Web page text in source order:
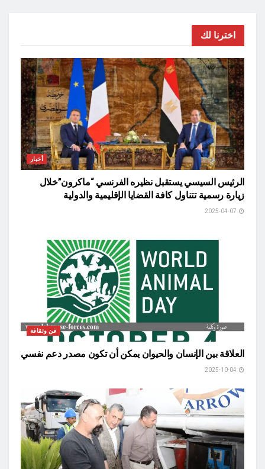
اخترنا لك
أخبار
الرئيس السيسي يستقبل نظيره الفرنسي “ماكرون”خلال
زيارة رسمية تتناول كافة القضايا الإقليمية والدولية
فن وثقافة
العلاقة بين الإنسان والحيوان يمكن أن تكون مصدر دعم نفسي